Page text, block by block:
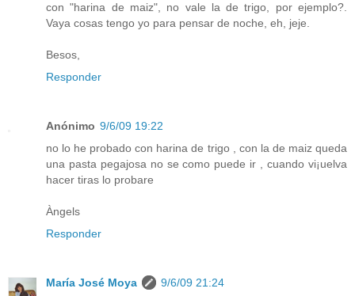
con "harina de maiz", no vale la de trigo, por ejemplo?.
Vaya cosas tengo yo para pensar de noche, eh, jeje.
Besos,
Responder
Anónimo 9/6/09 19:22
no lo he probado con harina de trigo , con la de maiz queda
una pasta pegajosa no se como puede ir , cuando vi¡uelva
hacer tiras lo probare
Àngels
Responder
María José Moya
9/6/09 21:24